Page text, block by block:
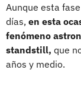
Aunque esta
días, en esta
fenómeno
standstill, que
años y medio.